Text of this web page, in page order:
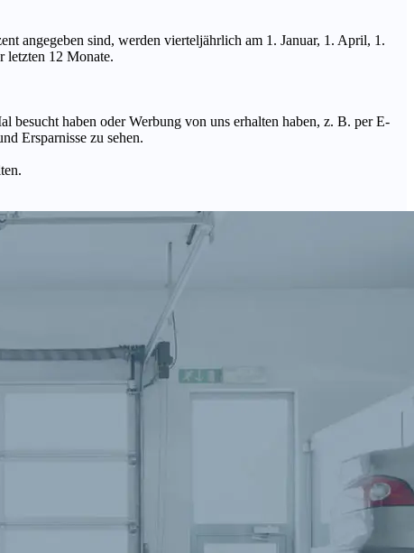
angegeben sind, werden vierteljährlich am 1. Januar, 1. April, 1.
letzten 12 Monate.
besucht haben oder Werbung von uns erhalten haben, z. B. per E-
Ersparnisse zu sehen.